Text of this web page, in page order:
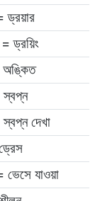
ড্রয়িং
দেখা
যাওয়া